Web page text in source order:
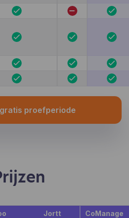
proefperiode
Jortt
CoManage